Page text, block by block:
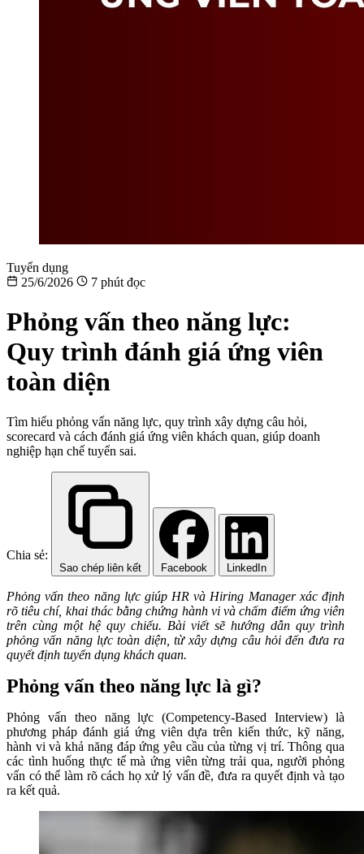
Tuyển dụng
25/6/2026
7 phút đọc
Phỏng vấn theo năng lực:
Quy trình đánh giá ứng viên
toàn diện
Tìm hiểu phỏng vấn năng lực, quy trình xây dựng câu hỏi,
scorecard và cách đánh giá ứng viên khách quan, giúp doanh
nghiệp hạn chế tuyển sai.
Chia sẻ:
Sao chép liên kết Facebook LinkedIn
Phỏng vấn theo năng lực giúp HR và Hiring Manager xác định
rõ tiêu chí, khai thác bằng chứng hành vi và chấm điểm ứng viên
trên cùng một hệ quy chiếu. Bài viết sẽ hướng dẫn quy trình
phỏng vấn năng lực toàn diện, từ xây dựng câu hỏi đến đưa ra
quyết định tuyển dụng khách quan.
Phỏng vấn theo năng lực là gì?
Phỏng vấn theo năng lực (Competency-Based Interview) là
phương pháp đánh giá ứng viên dựa trên kiến thức, kỹ năng,
hành vi và khả năng đáp ứng yêu cầu của từng vị trí. Thông qua
các tình huống thực tế mà ứng viên từng trải qua, người phỏng
vấn có thể làm rõ cách họ xử lý vấn đề, đưa ra quyết định và tạo
ra kết quả.